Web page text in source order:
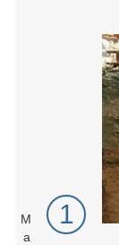
М
а
1